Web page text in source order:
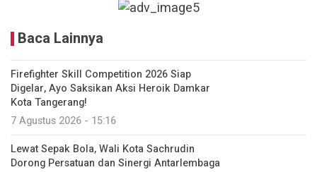
Baca Lainnya
Firefighter Skill Competition 2026 Siap
Digelar, Ayo Saksikan Aksi Heroik Damkar
Kota Tangerang!
7 Agustus 2026 - 15:16
Lewat Sepak Bola, Wali Kota Sachrudin
Dorong Persatuan dan Sinergi Antarlembaga